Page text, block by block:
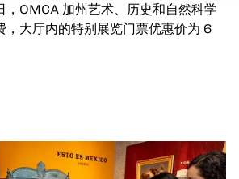
，OMCA 加州艺术、历史和自然科学
，大厅内的特别展览门票优惠价为 6